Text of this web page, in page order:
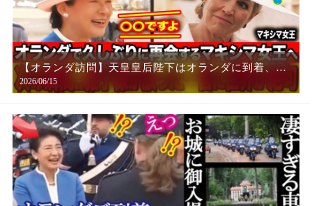
【オランダ訪問】天皇皇后陛下はオランダに到着、マ
キシマ女王に雅子様が放ったまさかの言葉とは…
2026/06/15